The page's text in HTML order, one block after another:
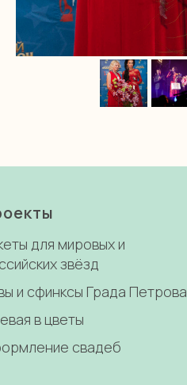
для мировых и
звёзд
и сфинксы Града Петрова
в цветы
свадеб